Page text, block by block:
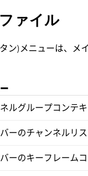
ァイル
ン)メニューは、
ルグループコンテ
ーのチャンネルリ
ーのキーフレーム